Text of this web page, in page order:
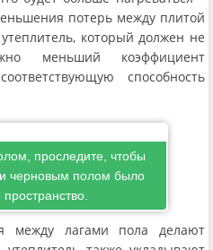
потерь между плитой
который должен не
меньший коэффициент
способность
проследите, чтобы
черновым полом было
между лагами пола делают